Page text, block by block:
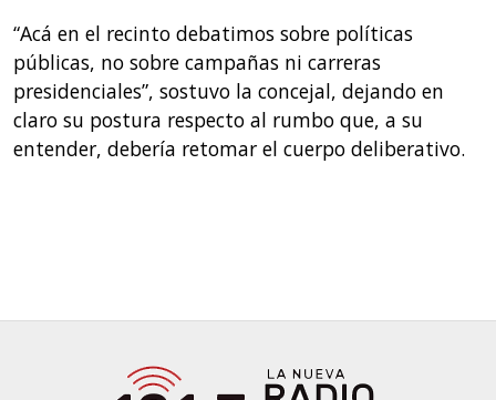
“Acá en el recinto debatimos sobre políticas
públicas, no sobre campañas ni carreras
presidenciales”, sostuvo la concejal, dejando en
claro su postura respecto al rumbo que, a su
entender, debería retomar el cuerpo deliberativo.